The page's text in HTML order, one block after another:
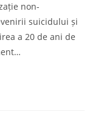
non-
suicidului și
a 20 de ani de